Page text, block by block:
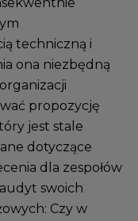
techniczną i
ona niezbędną
propozycję
jest stale
dotyczące
dla zespołów
swoich
Czy w